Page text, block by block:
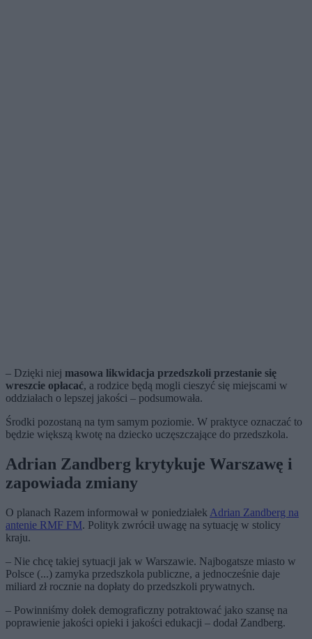
– Dzięki niej masowa likwidacja przedszkoli przestanie się
wreszcie opłacać, a rodzice będą mogli cieszyć się miejscami w
oddziałach o lepszej jakości – podsumowała.
Środki pozostaną na tym samym poziomie. W praktyce oznaczać to
będzie większą kwotę na dziecko uczęszczające do przedszkola.
Adrian Zandberg krytykuje Warszawę i
zapowiada zmiany
O planach Razem informował w poniedziałek Adrian Zandberg na
antenie RMF FM. Polityk zwrócił uwagę na sytuację w stolicy
kraju.
– Nie chcę takiej sytuacji jak w Warszawie. Najbogatsze miasto w
Polsce (...) zamyka przedszkola publiczne, a jednocześnie daje
miliard zł rocznie na dopłaty do przedszkoli prywatnych.
– Powinniśmy dołek demograficzny potraktować jako szansę na
poprawienie jakości opieki i jakości edukacji – dodał Zandberg.